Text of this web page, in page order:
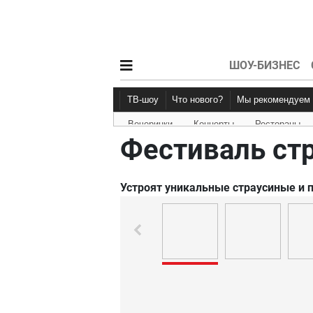
ШОУ-БИЗНЕС
ТВ-шоу Что нового?
Новости афиши Рецензии
Мы рекомендуем
Вечеринки Концерты Рестораны
Фестиваль
Устроят уникальные страусиные и